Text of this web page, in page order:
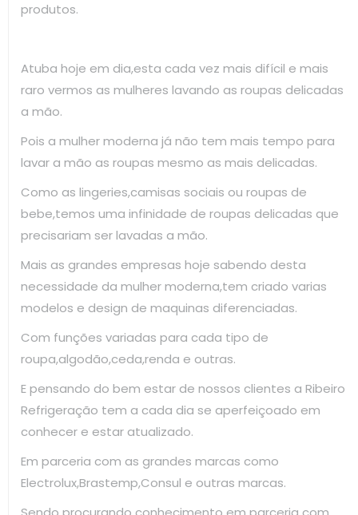
produtos.
Atuba hoje em dia,esta cada vez mais difícil e mais
raro vermos as mulheres lavando as roupas delicadas
a mão.
Pois a mulher moderna já não tem mais tempo para
lavar a mão as roupas mesmo as mais delicadas.
Como as lingeries,camisas sociais ou roupas de
bebe,temos uma infinidade de roupas delicadas que
precisariam ser lavadas a mão.
Mais as grandes empresas hoje sabendo desta
necessidade da mulher moderna,tem criado varias
modelos e design de maquinas diferenciadas.
Com funções variadas para cada tipo de
roupa,algodão,ceda,renda e outras.
E pensando do bem estar de nossos clientes a Ribeiro
Refrigeração tem a cada dia se aperfeiçoado em
conhecer e estar atualizado.
Em parceria com as grandes marcas como
Electrolux,Brastemp,Consul e outras marcas.